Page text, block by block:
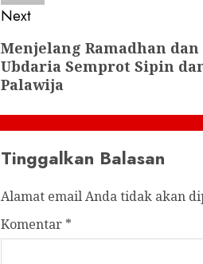
Next
Next
post:
Menjelang Ramadhan
Ubdaria Semprot Sipin
Palawija
Tinggalkan Balasan
Alamat email Anda tidak akan
Komentar *